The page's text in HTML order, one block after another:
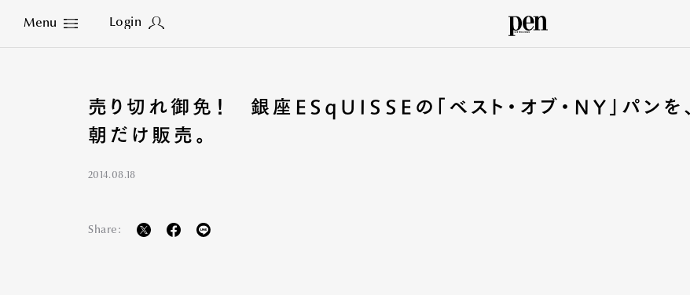
Menu Login
Close
売り切れ御免！ 銀座ESqUISSEの「ベスト・オブ・NY」パンを、
朝だけ販売。
2014.08.18
Share: